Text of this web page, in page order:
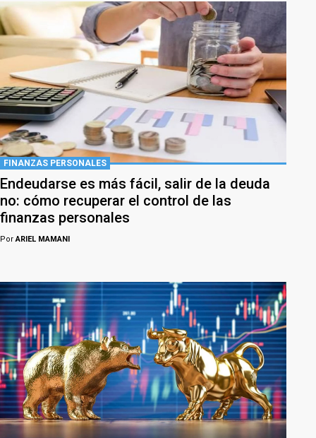
FINANZAS PERSONALES
Endeudarse es más fácil, salir de la deuda
no: cómo recuperar el control de las
finanzas personales
PorARIEL MAMANI